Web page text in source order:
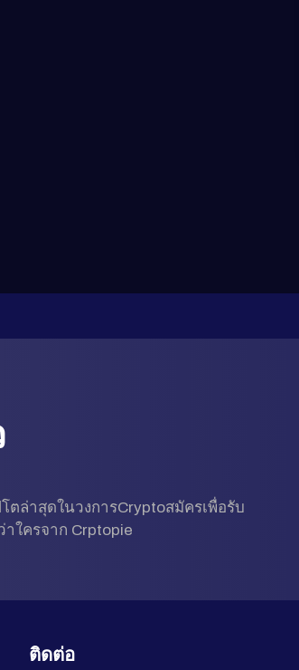
ล่าสุดในวงการCryptoสมัครเพื่อรับ
ใครจาก Crptopie
ติดต่อ